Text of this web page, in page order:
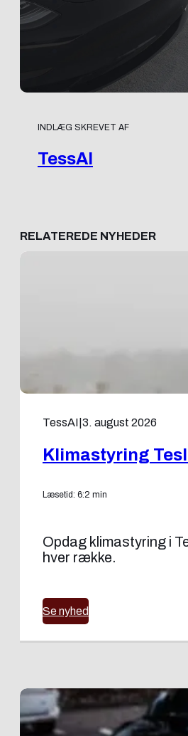
INDLÆG SKREVET AF
TessAI
RELATEREDE NYHEDER
TessAI 3. august 2026
Klimastyring
Læsetid: 6:2 min
Opdag klimastyring i
hver række.
Se nyhed